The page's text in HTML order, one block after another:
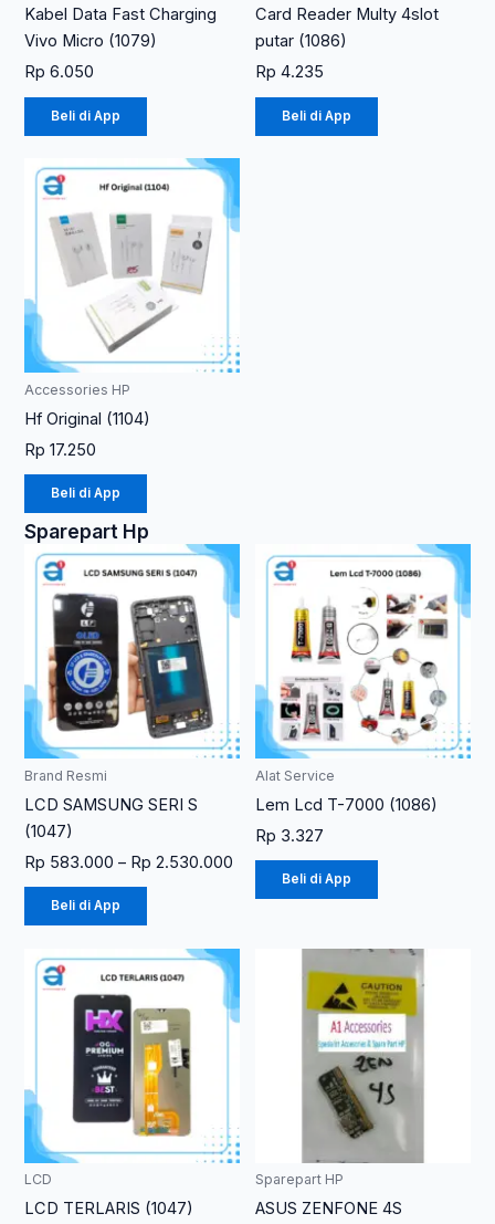
Kabel Data Fast Charging
Vivo Micro (1079)
Rp 6.050
Beli di App
Card Reader Multy 4slot
putar (1086)
Rp 4.235
Beli di App
Accessories HP
Hf Original (1104)
Rp 17.250
Beli di App
Produk
ini
memiliki
beberapa
varian.
Pilihan
ini
dapat
di
Sparepart Hp
Brand Resmi
LCD SAMSUNG SERI S
(1047)
Rp 583.000 – Rp 2.530.000
Rentang
harga:
Rp 583.000
hingga
Rp 2.530.000
Beli di App
Produk
ini
memiliki
beberapa
varian.
Pilihan
ini
dapat
di
Alat Service
Lem Lcd T-7000 (1086)
Rp 3.327
Beli di App
Produk
ini
memiliki
beberapa
varian.
Pilihan
ini
dapat
di
LCD
LCD TERLARIS (1047)
Rentang
harga:
Rp 105.600
hingga
Produk
ini
memiliki
beberapa
varian.
Pilihan
ini
di
Sparepart HP
ASUS ZENFONE 4S